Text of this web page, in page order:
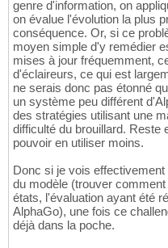
genre d'information, on
on évalue l'évolution la plus
conséquence. Or, si ce
moyen simple d'y remédier
mises à jour fréquemment,
d'éclaireurs, ce qui est
ne serais donc pas étonné
un système peu différent
des stratégies utilisant une
difficulté du brouillard. Reste
pouvoir en utiliser moins.
Donc si je vois
du modèle (trouver
états, l'évaluation ayant été
AlphaGo), une fois ce
déjà dans la poche.